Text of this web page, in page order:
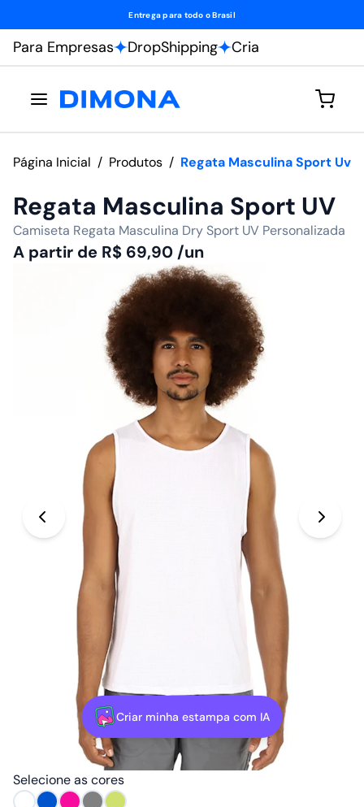
Fábrica própria
Para Empresas DropShipping Cria
Página Inicial / Produtos / Regata Masculina Sport Uv
Regata Masculina Sport UV
Camiseta Regata Masculina Dry Sport UV Personalizada
A partir de R$ 69,90 /un
Criar minha estampa com IA
Selecione as cores